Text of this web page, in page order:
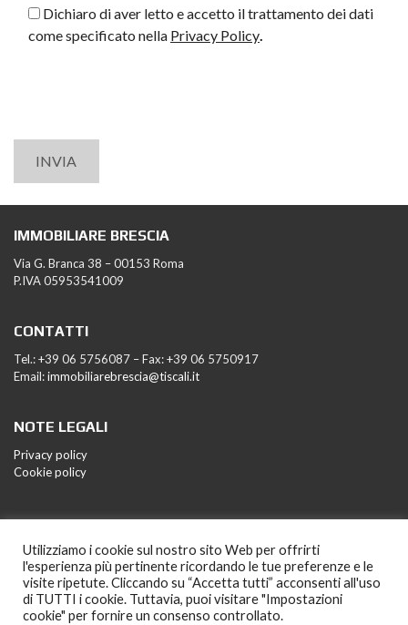
Dichiaro di aver letto e accetto il trattamento dei dati
come specificato nella Privacy Policy
IMMOBILIARE BRESCIA
Via G. Branca 38 – 00153 Roma
P.IVA 05953541009
CONTATTI
Tel.: +39 06 5756087 – Fax: +39 06 5750917
Email:immobiliarebrescia@tiscali.it
NOTE LEGALI
Privacy policy
Cookie policy
Utilizziamo i cookie sul nostro sito Web per offrirti
l'esperienza più pertinente ricordando le tue preferenze e le
visite ripetute. Cliccando su “Accetta tutti” acconsenti all'uso
di TUTTI i cookie. Tuttavia, puoi visitare "Impostazioni
cookie" per fornire un consenso controllato.